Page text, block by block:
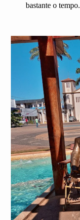
bastante o tempo.